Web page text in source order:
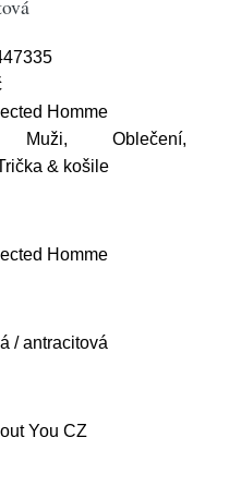
Homme
Oblečení,
& košile
Homme
/ antracitová
You CZ